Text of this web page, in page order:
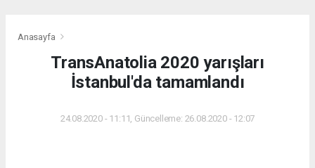
Anasayfa
TransAnatolia 2020 yarışları
İstanbul'da tamamlandı
24.08.2020 - 11:11, Güncelleme: 26.08.2020 - 12:07